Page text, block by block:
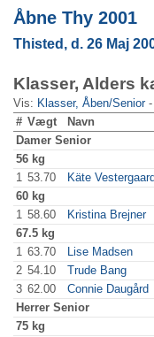
Åbne Thy 2001
Thisted, d. 26 Maj
Klasser, Alders
Vis: Klasser, Åben/Senior-
# Vægt Navn
Damer Senior
56 kg
1 53.70 Käte Vestergaard
60 kg
1 58.60 Kristina Brejner
67.5 kg
1 63.70 Lise Madsen
2 54.10 Trude Bang
3 62.00 Connie Daugård
Herrer Senior
75 kg